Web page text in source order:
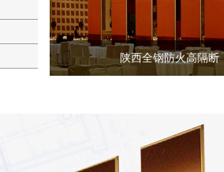
陕西全钢防火高隔断